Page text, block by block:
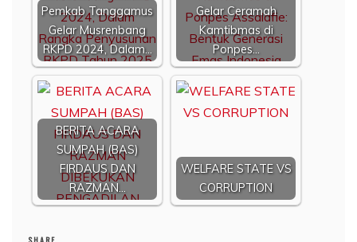
Pemkab Tanggamus
Gelar Musrenbang
RKPD 2024, Dalam…
Gelar Ceramah
Kamtibmas di
Ponpes…
BERITA ACARA
SUMPAH (BAS)
FIRDAUS DAN
RAZMAN…
WELFARE STATE VS
CORRUPTION